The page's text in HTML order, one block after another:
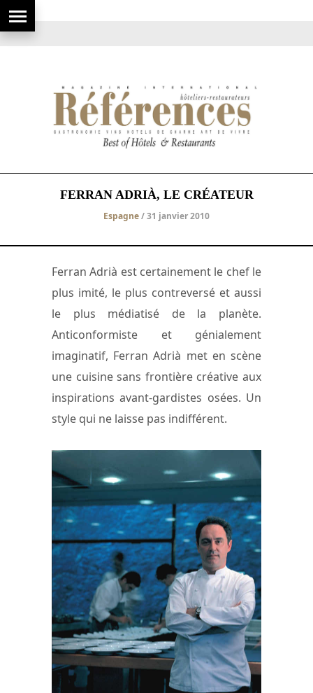
FERRAN ADRIÀ, LE CRÉATEUR
Espagne/ 31 janvier 2010
Ferran Adrià est certainement le chef le
plus imité, le plus contreversé et aussi
le plus médiatisé de la planète.
Anticonformiste et génialement
imaginatif, Ferran Adrià met en scène
une cuisine sans frontière créative aux
inspirations avant-gardistes osées. Un
style qui ne laisse pas indifférent.